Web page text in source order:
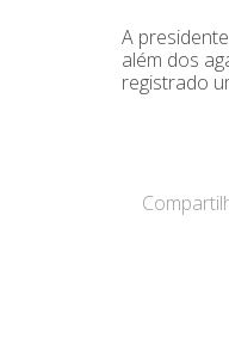
A
além dos
registrado